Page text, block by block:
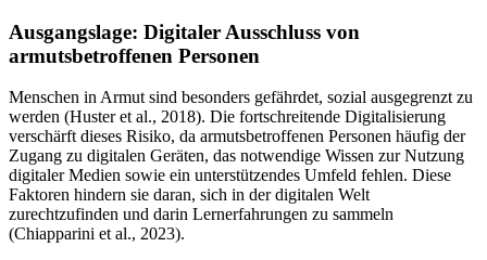
Ausgangslage: Digitaler Ausschluss von
armutsbetroffenen Personen
Menschen in Armut sind besonders gefährdet, sozial ausgegrenzt zu
werden (Huster et al., 2018). Die fortschreitende Digitalisierung
verschärft dieses Risiko, da armutsbetroffenen Personen häufig der
Zugang zu digitalen Geräten, das notwendige Wissen zur Nutzung
digitaler Medien sowie ein unterstützendes Umfeld fehlen. Diese
Faktoren hindern sie daran, sich in der digitalen Welt
zurechtzufinden und darin Lernerfahrungen zu sammeln
(Chiapparini et al., 2023).